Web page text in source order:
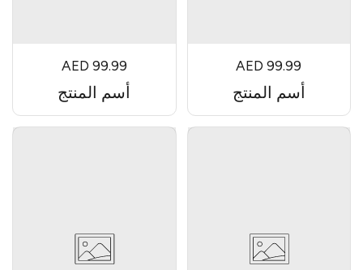
AED 99.99
أسم المنتج
AED 99.99
أسم المنتج